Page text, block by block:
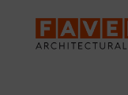
primary